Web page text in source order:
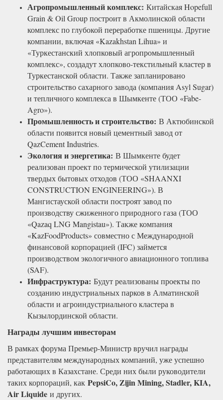
Агропромышленный комплекс: Китайская Hopefull
Grain & Oil Group построит в Акмолинской области
комплекс по глубокой переработке пшеницы. Другие
компании, включая «Kazakhstan Lihua» и
«Туркестанский хлопковый агропромышленный
комплекс», создадут хлопково-текстильный кластер в
Туркестанской области. Также запланировано
строительство сахарного завода (компания Asyl Sugar)
и тепличного комплекса в Шымкенте (ТОО «Fabe-
Agro»).
Промышленность и строительство: В Актюбинской
области появится новый цементный завод от
QazCement Industries.
Экология и энергетика: В Шымкенте будет
реализован проект по термической утилизации
твердых бытовых отходов (ТОО «SHAANXI
CONSTRUCTION ENGINEERING»). В
Мангистауской области построят завод по
производству сжиженного природного газа (ТОО
«Qazaq LNG Mangistau»). Также компания
«KazFoodProducts» совместно с Международной
финансовой корпорацией (IFC) займется
производством экологичного авиационного топлива
(SAF).
Инфраструктура: Будут реализованы проекты по
созданию индустриальных парков в Алматинской
области и агроиндустриального кластера в
Кызылординской области.
Награды лучшим инвесторам
В рамках форума Премьер-Министр вручил награды
представителям международных компаний, уже успешно
работающих в Казахстане. Среди них были руководители
таких корпораций, как PepsiCo, Zijin Mining, Stadler, KIA,
Air Liquide и других.